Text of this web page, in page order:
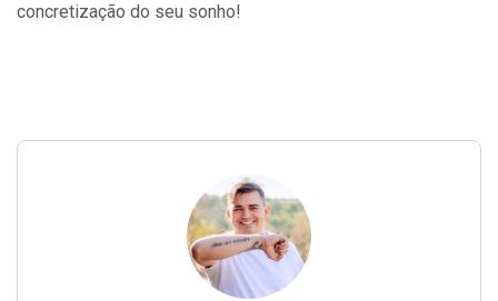
concretização do seu sonho!